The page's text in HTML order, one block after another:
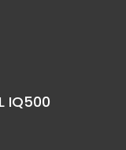
IQ500